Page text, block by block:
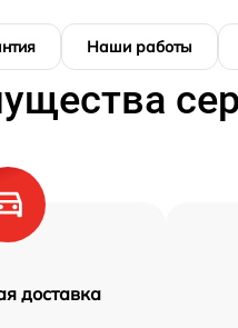
Наши работы
доставка